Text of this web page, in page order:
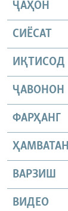
ҶАҲОН
СИЁСАТ
ИҚТИСОД
ҶАВОНОН
ФАРҲАНГ
ҲАМВАТАН
ВАРЗИШ
ВИДЕО